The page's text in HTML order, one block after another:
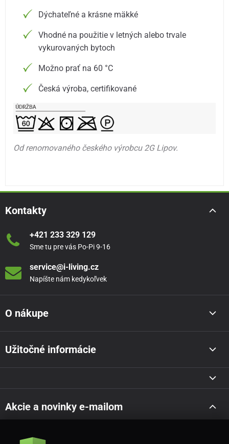
Dýchateľné a krásne mäkké
Vhodné na použitie v letných alebo trvale
vykurovaných bytoch
Možno prať na 60 °C
Česká výroba, certifikované
Od renomovaného českého výrobcu 2G Lipov.
Kontakty
+421 233 329 129
Sme tu pre vás Po-Pi 9-16
service@i-living.cz
Napíšte nám kedykoľvek
O nákupe
Užitočné informácie
Akcie a novinky e-mailom